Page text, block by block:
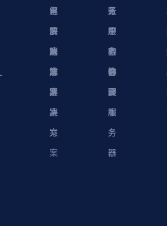
解
决
方
案
育
解
决
方
案
电
商
解
决
方
案
游
戏
解
决
方
案
网
站
解
决
方
案
云
服
务
器
务
中
心
账
户
中
心
服
务
协
议
软
件
脚
本
物
理
服
务
器
云
服
务
器